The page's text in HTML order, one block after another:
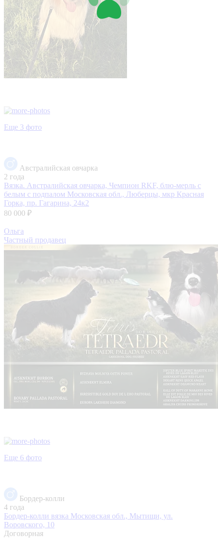
Еще 3 фото
Австралийская овчарка
2 года
Вязка. Австралийская овчарка, Чемпион RKF, блю-мерль с
белым с подпалом Московская обл., Люберцы, мкр Красная
Горка, пр. Гагарина, 24к2
80 000 ₽
Ольга
Частный продавец
Еще 6 фото
Бордер-колли
4 года
Бордер-колли вязка Московская обл., Мытищи, ул.
Воровского, 10
Договорная